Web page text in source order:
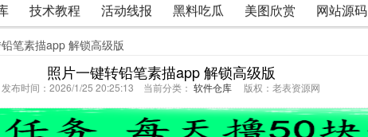
技术教程 活动线报 黑料吃瓜 美图欣赏 网站源码
笔素描app 解锁高级版
照片一键转铅笔素描app 解锁高级版
发布时间：2026/1/25 20:25:13 当前分类： 软件仓库 版权：老表资源网